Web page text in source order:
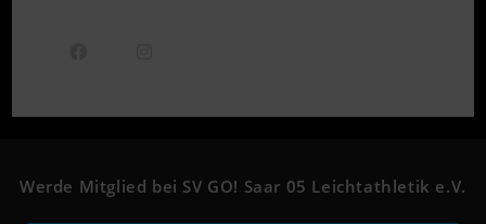
in
new
in
new
tab
Werde Mitglied bei SV GO! Saar 05 Leichtathletik e.V.